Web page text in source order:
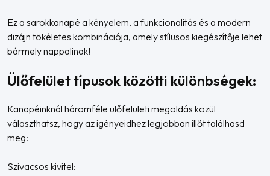
Ez a sarokkanapé a kényelem, a funkcionalitás és a modern
dizájn tökéletes kombinációja, amely stílusos kiegészítője lehet
bármely nappalinak!
Ülőfelület típusok közötti különbségek:
Kanapéinknál háromféle ülőfelületi megoldás közül
választhatsz, hogy az igényeidhez legjobban illőt találhasd
meg:
Szivacsos kivitel: